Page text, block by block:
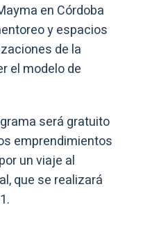
en Córdoba
y espacios
de la
el modelo de
será gratuito
emprendimientos
un viaje al
que se realizará